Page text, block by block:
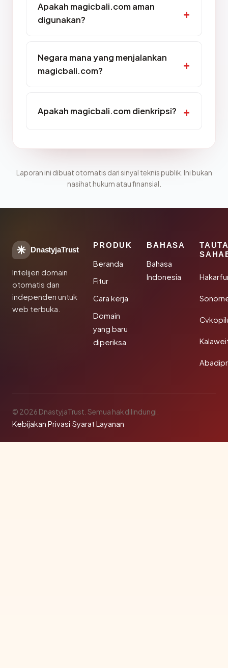
Apakah magicbali.com aman
digunakan?
Negara mana yang menjalankan
magicbali.com?
Apakah magicbali.com dienkripsi?
Laporan ini dibuat otomatis dari sinyal teknis publik. Ini bukan
nasihat hukum atau finansial.
DnastyjaTrust
Intelijen domain
otomatis dan
independen untuk
web terbuka.
PRODUK
Beranda
Fitur
Cara kerja
Domain
yang baru
diperiksa
BAHASA
Bahasa
Indonesia
© 2026 DnastyjaTrust. Semua hak dilindungi.
Kebijakan Privasi·Syarat Layanan